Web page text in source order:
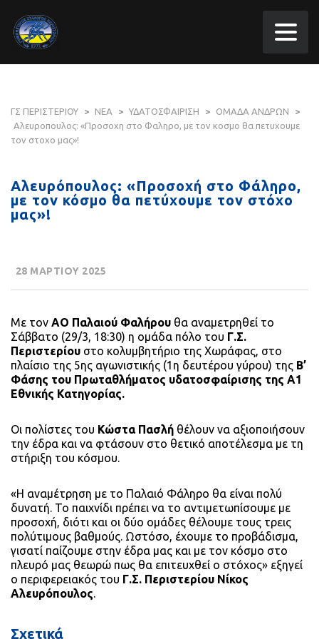
ΓΣ ΠΕΡΙΣΤΕΡΙΟΥ > ΝΕΑ > ΥΔΑΤΟΣΦΑΙΡΙΣΗ > ΟΜΑΔΑ ΑΝΔΡΩΝ
>
Αλευροπουλος: «Προσοχη στο Φαληρο, με τον κοσμο θα πετυχουμε
τον στοχο μας»!
Αλευρόπουλος: «Προσοχή στο Φάληρο,
με τον κόσμο θα πετύχουμε τον στόχο
μας»!
28 ΜΑΡΤΙΟΥ 2025
Με τον ΑΟ Παλαιού Φαλήρου θα αναμετρηθεί το
Σάββατο (29/3, 18:30) η ομάδα πόλο του Γ.Σ.
Περιστερίου στο κολυμβητήριο της Χωράφας, στο
πλαίσιο της 5ης αγωνιστικής (1η δευτέρου γύρου) της Β’
Φάσης του Πρωταθλήματος υδατοσφαίρισης της Α1
Εθνικής Κατηγορίας.
Οι πολίστες του Κώστα Πασλή θέλουν να αξιοποιήσουν
την έδρα και να φτάσουν στο θετικό αποτέλεσμα με τη
στήριξη του κόσμου.
«Η αναμέτρηση με το Παλαιό Φάληρο θα είναι πολύ
δυνατή. Το παιχνίδι πρέπει να το αντιμετωπίσουμε με
προσοχή, διότι και οι δύο ομάδες θέλουμε τους τρεις
πολύτιμους βαθμούς. Ωστόσο, έχουμε το προβάδισμα,
γισατί παίζουμε στην έδρα μας και με τον κόσμο στο
πλευρό μας θεωρώ πως θα επιτευχθεί ο στόχος» εξηγεί
ο περιφερειακός του Γ.Σ. Περιστερίου Νίκος
Αλευρόπουλος.
Σχετικά